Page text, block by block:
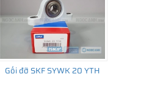
Gối đỡ SKF SYWK 20 YTH